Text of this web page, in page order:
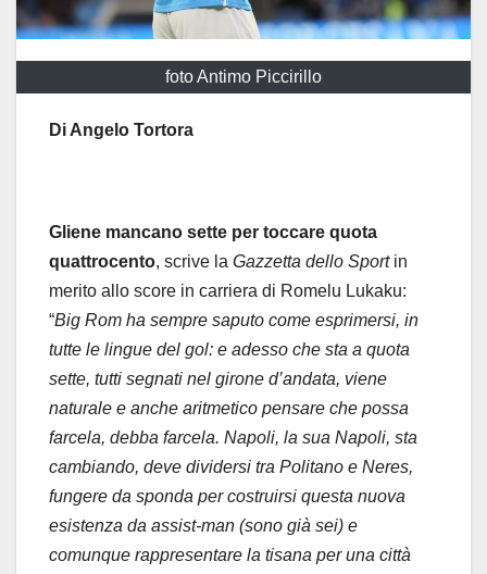
foto Antimo Piccirillo
Di Angelo Tortora
Gliene mancano sette per toccare quota
quattrocento, scrive la Gazzetta dello Sport in
merito allo score in carriera di Romelu Lukaku:
“Big Rom ha sempre saputo come esprimersi, in
tutte le lingue del gol: e adesso che sta a quota
sette, tutti segnati nel girone d’andata, viene
naturale e anche aritmetico pensare che possa
farcela, debba farcela. Napoli, la sua Napoli, sta
cambiando, deve dividersi tra Politano e Neres,
fungere da sponda per costruirsi questa nuova
esistenza da assist-man (sono già sei) e
comunque rappresentare la tisana per una città